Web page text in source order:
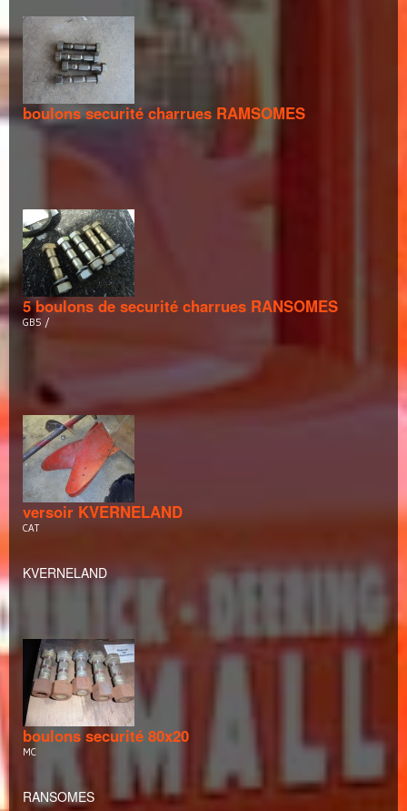
boulons securité charrues RAMSOMES
5 boulons de securité charrues RANSOMES
GB5 /
versoir KVERNELAND
CAT
KVERNELAND
boulons securité 80x20
MC
RANSOMES